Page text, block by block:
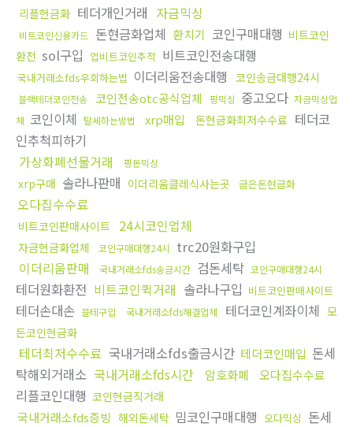
리플현금화 테더개인거래 자금믹싱
비트코인신용카드 돈현금화업체 환치기 코인구매대행 비트코인
환전 sol구입 업비트코인추적 비트코인전송대행
국내거래소fds우회하는법 이더리움전송대행 코인송금대행24시
블랙테더코인전송 코인전송otc공식업체 핑믹싱 중고오다 자금믹싱업
체 코인이체 탈세하는방법 xrp매입 돈현금화최저수수료 테더코
인추척피하기
가상화폐선물거래
핑돈믹싱
xrp구매 솔라나판매 이더리움클레식사는곳 금은돈현금화
오다집수수료
비트코인판매사이트 24시코인업체
자금현금화업체 코인구매대행24시
trc20원화구입
이더리움판매
국내거래소fds송금시간 검돈세탁 코인구매대행24시
테더원화환전 비트코인퀵거래 솔라나구입 비트코인판매사이트
테더손대손 블테구입 국내거래소fds해결업체 테더코인계좌이체 모
든코인현금화
테더최저수수료 국내거래소fds출금시간 테더코인매입 돈세
탁해외거래소 국내거래소fds시간 암호화폐 오다집수수료
리플코인대행 코인현금직거래
국내거래소fds증빙 해외돈세탁 밈코인구매대행 오다믹싱 돈세